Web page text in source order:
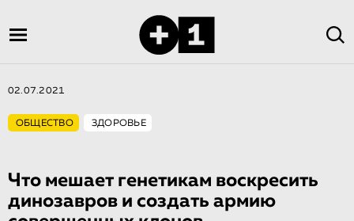
02.07.2021
ОБЩЕСТВО ЗДОРОВЬЕ
Что мешает генетикам воскресить
динозавров и создать армию